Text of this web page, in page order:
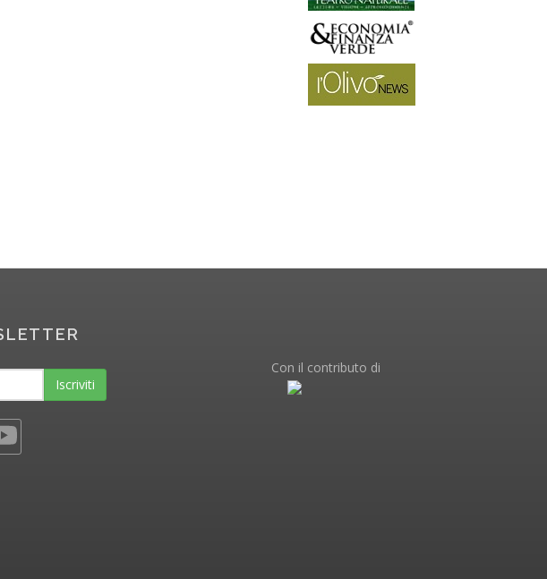
Iscriviti
Con il contributo di